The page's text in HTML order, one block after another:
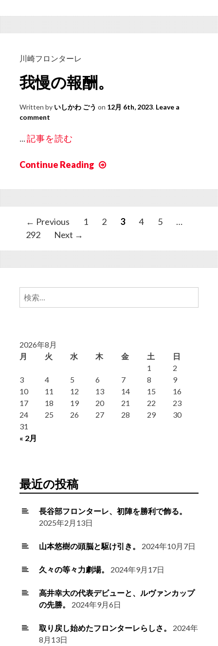
の
先
勝。
川崎フロンターレ
我慢の報酬。
Written by いしかわ ごう on 12月 6th, 2023. Leave a
comment
...記事を読む
Continue Reading
の
報
酬。
t
n
a
g
a
i
o
n
← Previous 1 2 3 4 5
…
292
Next →
検
索:
2026年8月
月
火 水 木 金 土 日
« 2月
1
2
3
4 5 6 7 8
9
10
11 12 13 14 15
16
17
18 19 20 21 22
23
24
25 26 27 28 29
30
31
最近の投稿
長谷部フロンターレ、初陣を勝利で飾る。
2025年2月13日
山本悠樹の頭脳と駆け引き。 2024年10月7日
久々の等々力劇場。 2024年9月17日
高井幸大の代表デビューと、ルヴァンカップ
の先勝。
2024年9月6日
取り戻し始めたフロンターレらしさ。
2024年
8月13日